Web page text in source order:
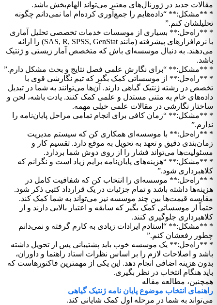
مقالات جدید در ژورنال‌های معتبر می‌تواند الهام‌بخش باشد.
* **مشکل:** “داده‌هایم را جمع‌آوری کرده‌ام اما نمی‌دانم چگونه
تحلیلشان کنم.”
* **راه‌حل:** بسیاری از موسسات خدمات تخصصی تحلیل آماری
با نرم‌افزارهای پیشرفته (مانند SAS, R, SPSS, GenStat) را ارائه
می‌دهند. به دنبال موسسه‌ای باش که متخصص آمار زیستی و ژنتیک
باشد.
* **مشکل:** “برای نگارش علمی فصل نتایج و بحث مشکل دارم.”
* **راه‌حل:** از موسساتی کمک بگیر که تیم نگارشی قوی با
تخصص در رشته ژنتیک گیاهی دارند. آن‌ها می‌توانند به شما در تبدیل
داده‌های خام به متنی مستدل و علمی کمک کنند. یادت باشه، لحن و
ساختار نگارشی در مقالات علمی خیلی مهمه.
* **مشکل:** “زمان کافی برای انجام تمامی مراحل پایان‌نامه را
ندارم.”
* **راه‌حل:** با موسسه‌ای همکاری کن که سیستم مدیریت
زمان‌بندی دقیق و تعهد به تحویل به موقع دارد. تقسیم کار و
مسئولیت‌ها می‌تواند فشار را از روی دوش شما بردارد.
* **مشکل:** “هزینه‌های پایان‌نامه برایم زیاد است و نگرانم که
کلاهبرداری شود.”
* **راه‌حل:** موسسه‌ای را انتخاب کن که شفافیت کامل در
هزینه‌ها داشته باشد و تمام جزئیات در یک قرارداد کتبی ذکر شود.
مقایسه قیمت‌ها بین چند موسسه نیز می‌تواند به شما کمک کند.
حتماً از موسساتی کمک بگیر که سابقه و اعتبار بالایی دارند و از
کلاهبرداری جلوگیری کنند.
* **مشکل:** “استادم ایرادات زیادی به کارم گرفته و نمی‌دانم
چطور رفعشان کنم.”
* **راه‌حل:** یک موسسه خوب باید پشتیبانی پس از تحویل داشته
باشد و اصلاحات لازم را بر اساس نظرات استاد راهنما و داوران،
بدون هزینه اضافی انجام دهد. این یکی از مهمترین فاکتورهاست که
باید هنگام انتخاب در نظر بگیری.
همچنین، مطالعه مقاله
راهنمای انتخاب موضوع پایان نامه ژنتیک گیاهی
می‌تواند به شما در مرحله اول کمک شایانی کند.